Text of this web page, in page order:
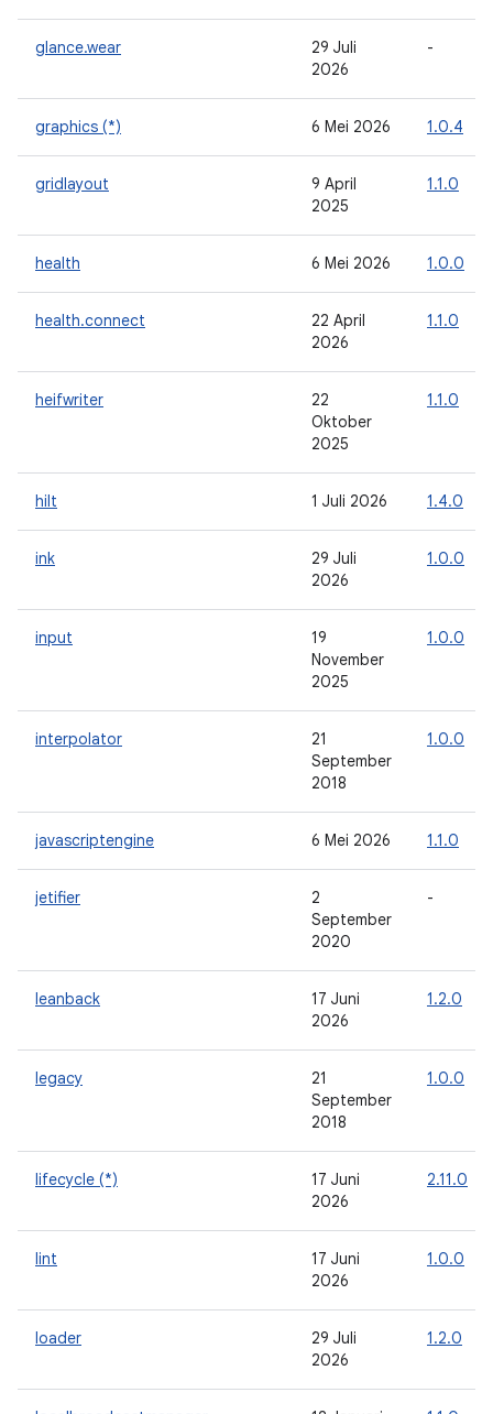
glance.wear
29 Juli
2026
-
graphics (*) 6 Mei 2026 1.0.4
gridlayout
9 April
2025
1.1.0
health 6 Mei 2026 1.0.0
health.connect
22 April
2026
1.1.0
heifwriter
22
Oktober
2025
1.1.0
hilt 1 Juli 2026 1.4.0
ink
29 Juli
2026
1.0.0
input
19
November
2025
1.0.0
interpolator
21
September
2018
1.0.0
javascriptengine 6 Mei 2026 1.1.0
jetifier
2
September
2020
-
leanback
17 Juni
2026
1.2.0
legacy
21
September
2018
1.0.0
lifecycle (*)
17 Juni
2026
2.11.0
lint
17 Juni
2026
1.0.0
loader
29 Juli
2026
1.2.0